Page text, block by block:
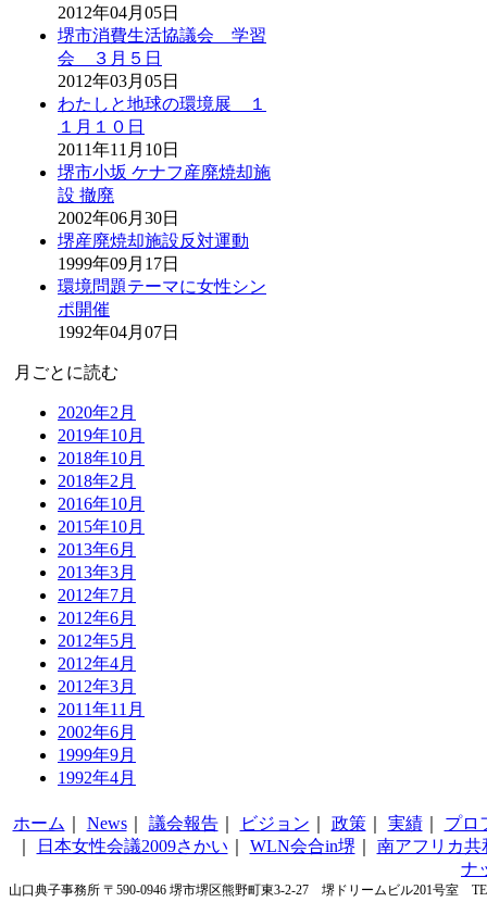
2012年04月05日
堺市消費生活協議会 学習
会 ３月５日
2012年03月05日
わたしと地球の環境展 １
１月１０日
2011年11月10日
堺市小坂 ケナフ産廃焼却施
設 撤廃
2002年06月30日
堺産廃焼却施設反対運動
1999年09月17日
環境問題テーマに女性シン
ポ開催
1992年04月07日
月ごとに読む
2020年2月
2019年10月
2018年10月
2018年2月
2016年10月
2015年10月
2013年6月
2013年3月
2012年7月
2012年6月
2012年5月
2012年4月
2012年3月
2011年11月
2002年6月
1999年9月
1992年4月
ホーム News｜ 議会報告｜ ビジョン 政策｜ 実績｜ プロ
日本女性会議2009さかい WLN会合in堺
南アフリカ共
ナ
山口典子事務所 〒590-0946 堺市堺区熊野町東3-2-27 堺ドリームビル201号室